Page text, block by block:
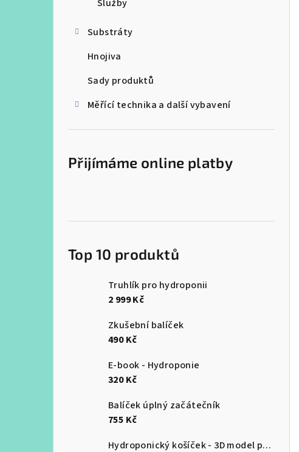
Služby
Substráty
Hnojiva
Sady produktů
Měřící technika a další vybavení
Přijímáme online platby
Top 10 produktů
Truhlík pro hydroponii
2 999 Kč
Zkušební balíček
490 Kč
E-book - Hydroponie
320 Kč
Balíček úplný začátečník
755 Kč
Hydroponický košíček - 3D model pro tisk